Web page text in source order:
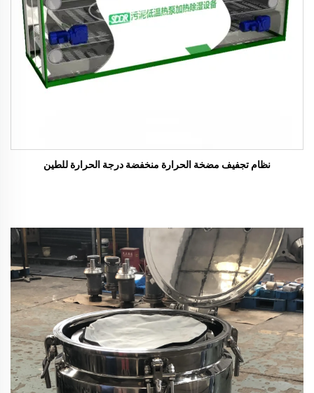
نظام تجفيف مضخة الحرارة منخفضة درجة الحرارة للطين